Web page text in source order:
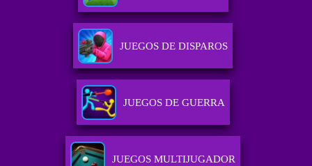
JUEGOS DE DISPAROS
JUEGOS DE GUERRA
JUEGOS MULTIJUGADOR